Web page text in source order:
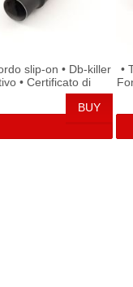
slip-on • Db-killer
• Certificato di
acustiche
•